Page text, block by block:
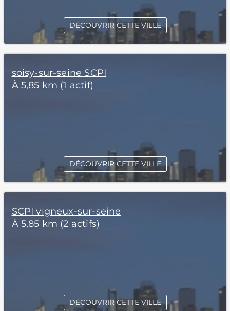
DÉCOUVRIR CETTE VILLE
soisy-sur-seine SCPI
À 5,85 km (1 actif)
DÉCOUVRIR CETTE VILLE
SCPI vigneux-sur-seine
À 5,85 km (2 actifs)
DÉCOUVRIR CETTE VILLE